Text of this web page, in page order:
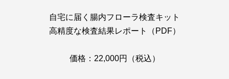
自宅に届く腸内フローラ検査キット
高精度な検査結果レポート（PDF）
価格：22,000円（税込）